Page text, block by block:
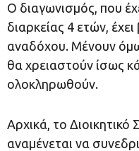
Ο διαγωνισμός, που
διαρκείας 4 ετών,
αναδόχου. Μένουν
θα χρειαστούν ίσως
ολοκληρωθούν.
Αρχικά, το
αναμένεται να